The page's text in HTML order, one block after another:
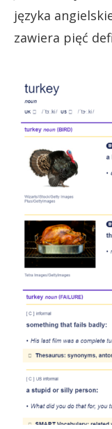
języka
zawiera pięć